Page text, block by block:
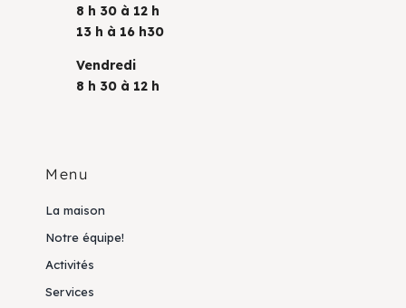
8 h 30 à 12 h
13 h à 16 h30
Vendredi
8 h 30 à 12 h
Menu
La maison
Notre équipe!
Activités
Services